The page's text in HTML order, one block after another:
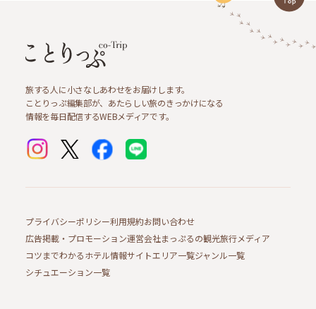
旅する人に小さなしあわせをお届けします。
ことりっぷ編集部が、あたらしい旅のきっかけになる
情報を毎日配信するWEBメディアです。
プライバシーポリシー利用規約お問い合わせ
広告掲載・プロモーション運営会社まっぷるの観光旅行メディア
コツまでわかるホテル情報サイトエリア一覧ジャンル一覧
シチュエーション一覧